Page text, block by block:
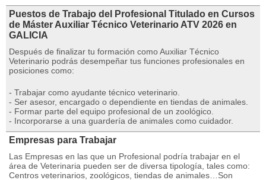
Puestos de Trabajo del Profesional Titulado en Cursos
de Máster Auxiliar Técnico Veterinario ATV 2026 en
GALICIA
Después de finalizar tu formación como Auxiliar Técnico
Veterinario podrás desempeñar tus funciones profesionales en
posiciones como:
- Trabajar como ayudante técnico veterinario.
- Ser asesor, encargado o dependiente en tiendas de animales.
- Formar parte del equipo profesional de un zoológico.
- Incorporarse a una guardería de animales como cuidador.
Empresas para Trabajar
Las Empresas en las que un Profesional podría trabajar en el
área de Veterinaria pueden ser de diversa tipología, tales como:
Centros veterinarios, zoológicos, tiendas de animales…Son